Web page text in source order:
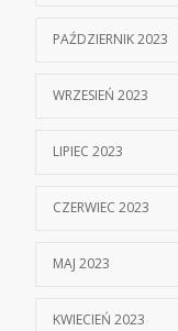
PAŹDZIERNIK 2023
WRZESIEŃ 2023
LIPIEC 2023
CZERWIEC 2023
MAJ 2023
KWIECIEŃ 2023